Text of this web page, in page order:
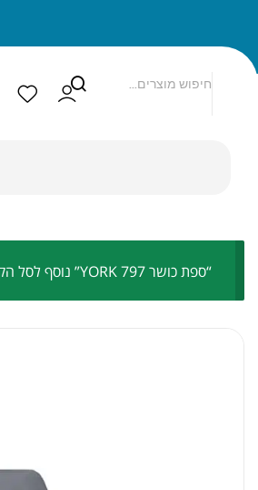
“ספת כושר 797 YORK” נוסף לסל הקניות.